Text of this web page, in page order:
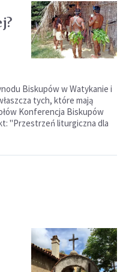
Biskupów w Watykanie i
tych, które mają
Konferencja Biskupów
"Przestrzeń liturgiczna dla